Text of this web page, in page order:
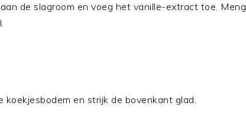
de slagroom en voeg het vanille-extract toe. Meng
koekjesbodem en strijk de bovenkant glad.